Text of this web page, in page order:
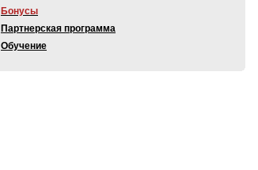
Бонусы
Партнерская программа
Обучение